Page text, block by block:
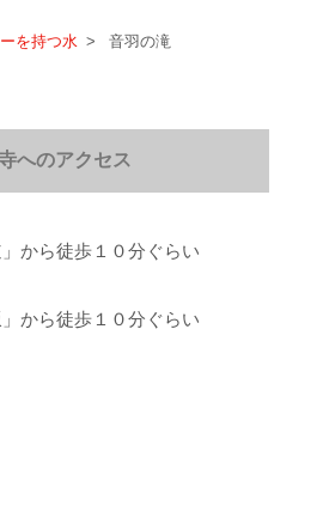
を持つ水 音羽の滝
へのアクセス
から徒歩１０分ぐらい
から徒歩１０分ぐらい